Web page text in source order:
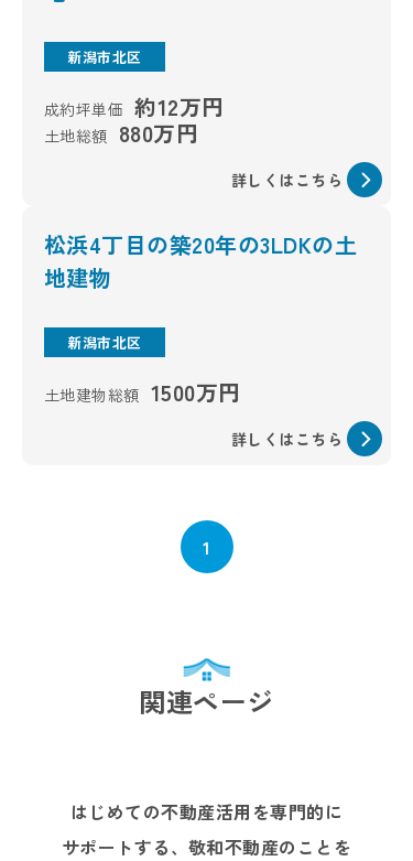
新潟市北区
成約坪単価 約12万円
土地総額 880万円
詳しくはこちら
松浜4丁目の築20年の3LDKの土
地建物
新潟市北区
土地建物総額 1500万円
詳しくはこちら
1
関連ページ
はじめての不動産活用を専門的に
サポートする、敬和不動産のことを